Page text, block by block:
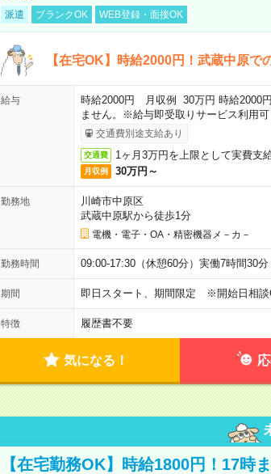
派遣 ブランクOK WEB登録・面接OK
【在宅OK】時給2000円！武蔵中原で
給与
時給2000円 月収例 30万円 時給2000
ません。※給与即受取りサービス利用可
交通費別途支給あり
交通費 1ヶ月3万円を上限として実費支
月収例 30万円～
勤務地
川崎市中原区
武蔵中原駅から徒歩1分
電機・電子・OA・精密機器メ－カ－
勤務時間 09:00-17:30（休憩60分）実働7時間30分
期間 即日スタート、期間限定 ※開始日相談
特徴 履歴書不要
気になる！
【在宅勤務OK】時給1800円！17時